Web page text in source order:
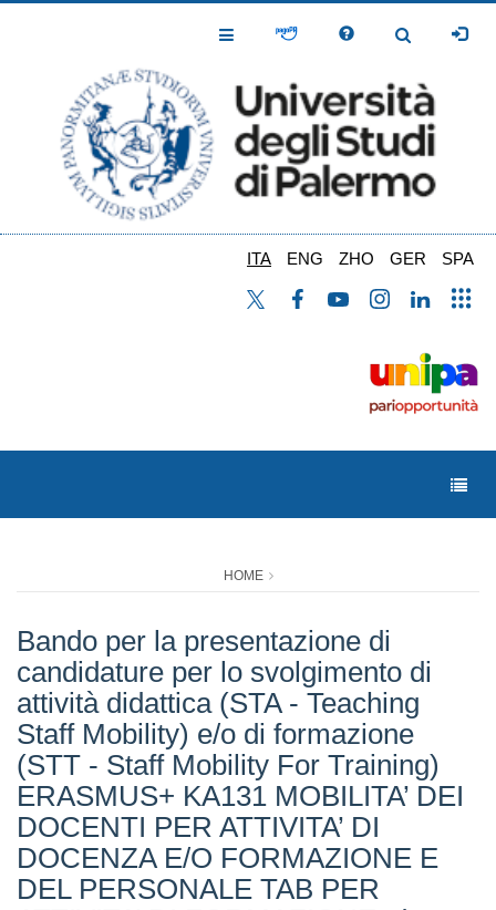
Toggle
Toggle
ITA ENG ZHO GER SPA
HOME
Bando per la presentazione di
candidature per lo svolgimento di
attività didattica (STA - Teaching
Staff Mobility) e/o di formazione
(STT - Staff Mobility For Training)
ERASMUS+ KA131 MOBILITA’ DEI
DOCENTI PER ATTIVITA’ DI
DOCENZA E/O FORMAZIONE E
DEL PERSONALE TAB PER